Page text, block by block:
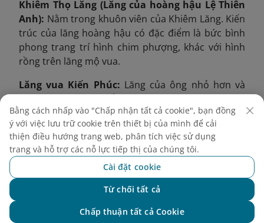
Khiêm Thọ Lăng (Lăng của hoàng hậu Lệ Thiên
Anh): Nằm trong khuôn viên của Khiêm Lăng. Kiến
trúc của lăng hoàng hậu có đặc điểm là bức bình
phong trang trí hình chim phượng, khác với hình
rồng trên lăng mộ vua.
Lăng vua Kiến Phúc: Lăng của ông nhỏ hơn và
Khiêm Viện/Chí Khiêm Đường:Khu vực sinh hoạt
dành riêng cho các phi tần, cung nữ theo hầu nhà
vua khi còn sinh thời. Ngày nay, nơi đây được dùng
làm nơi thờ cúng các phi tần.
4. Kinh nghiệm tham
quan lăng Tự Đức
Bằng cách nhấp vào "Chấp nhận tất cả cookie", bạn đồng
ý với việc lưu trữ cookie trên thiết bị của mình để cải
thiện điều hướng trang web, phân tích việc sử dụng
trang và hỗ trợ các nỗ lực tiếp thị của chúng tôi.
Cài đặt cookie
Từ chối tất cả
Chấp thuận tất cả Cookie